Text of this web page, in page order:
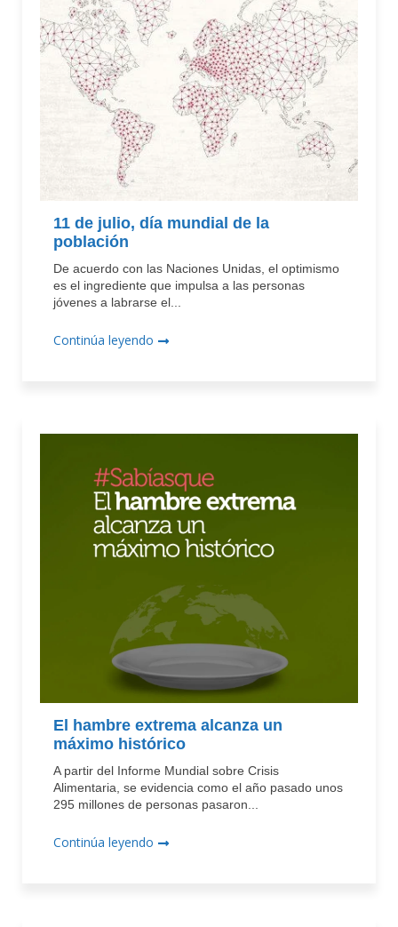
11 de julio, día mundial de la
población
De acuerdo con las Naciones Unidas, el optimismo
es el ingrediente que impulsa a las personas
jóvenes a labrarse el...
Continúa leyendo
El hambre extrema alcanza un
máximo histórico
A partir del Informe Mundial sobre Crisis
Alimentaria, se evidencia como el año pasado unos
295 millones de personas pasaron...
Continúa leyendo